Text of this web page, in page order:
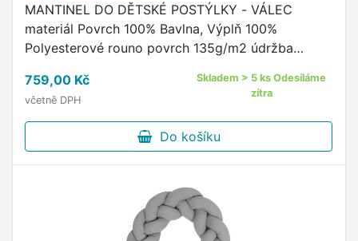
MANTINEL DO DĚTSKÉ POSTÝLKY - VÁLEC
materiál Povrch 100% Bavlna, Výplň 100%
Polyesterové rouno povrch 135g/m2 údržba
sušičce nedoporučujeme údržba výplně …
759,00 Kč
včetně DPH
Skladem > 5 ks Odesíláme
zítra
Do košíku